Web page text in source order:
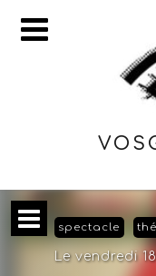
spectacle
Le vendredi